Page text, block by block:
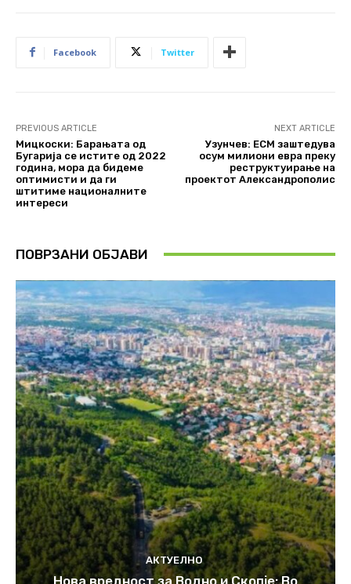
Facebook Twitter
PREVIOUS ARTICLE
Мицкоски: Барањата од
Бугарија се истите од 2022
година, мора да бидеме
оптимисти и да ги
штитиме националните
интереси
NEXT ARTICLE
Узунчев: ЕСМ заштедува
осум милиони евра преку
реструктуирање на
проектот Александрополис
ПОВРЗАНИ ОБЈАВИ
АКТУЕЛНО